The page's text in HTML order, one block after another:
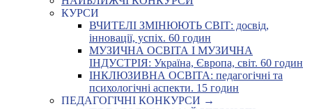
КУРСИ
ВЧИТЕЛІ ЗМІНЮЮТЬ СВІТ: досвід,
інновації, успіх. 60 годин
МУЗИЧНА ОСВІТА І МУЗИЧНА
ІНДУСТРІЯ: Україна, Європа, світ. 60 годин
ІНКЛЮЗИВНА ОСВІТА: педагогічні та
психологічні аспекти. 15 годин
ПЕДАГОГІЧНІ КОНКУРСИ →